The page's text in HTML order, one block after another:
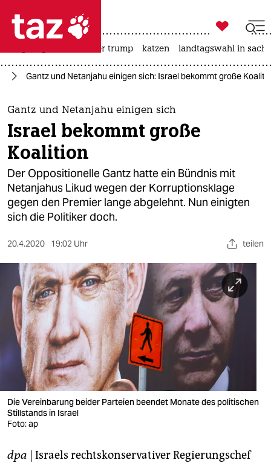
 taz zahl ich
taz zahl ich
themen
politik
öko
gesellschaft
kultur
sport
berlin
nord
wahrheit
verlag
verlag
veranstaltungen
shop
fragen & hilfe

taz zahl ich
usa unter trump katzen landtagswahl in
Gantz und Netanjahu einigen sich: Israel bekommt große
Gantz und Netanjahu einigen sich
Israel bekommt große
Koalition
Der Oppositionelle Gantz hatte ein Bündnis mit
Netanjahus Likud wegen der Korruptionsklage
gegen den Premier lange abgelehnt. Nun einigten
sich die Politiker doch.
20.4.2020 19:02 Uhr teilen
Die Vereinbarung beider Parteien beendet Monate des politischen
Stillstands in Israel
Foto: ap
dpa | Israels rechtskonservativer Regierungschef